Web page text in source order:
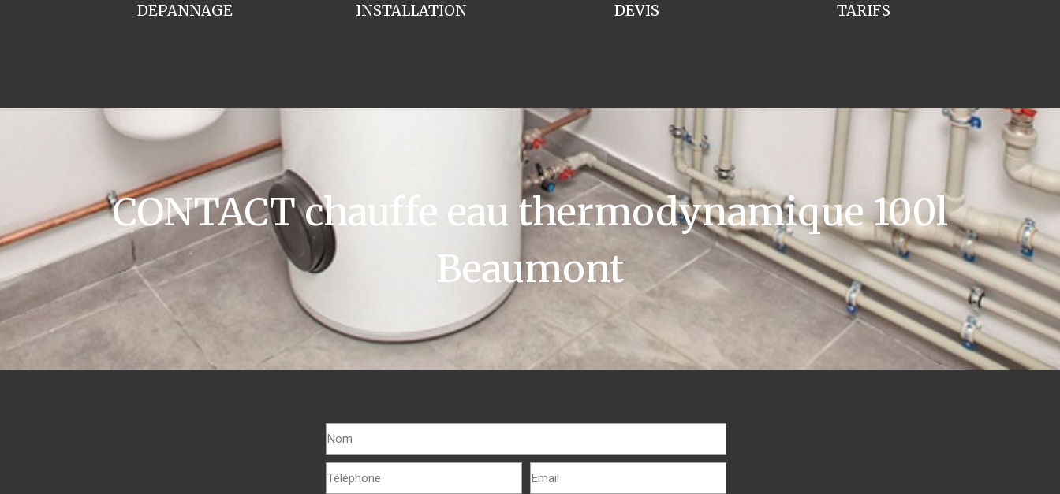
INSTALLATION
DEPANNAGE TARIFS
DEVIS
CONTACT chauffe eau thermodynamique 100l
Beaumont